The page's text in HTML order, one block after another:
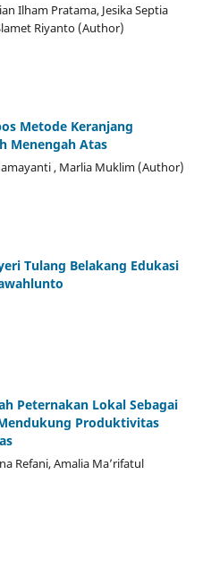
Ilham Pratama, Jesika Septia
Riyanto (Author)
Metode Keranjang
Menengah Atas
, Marlia Muklim (Author)
Tulang Belakang Edukasi
Peternakan Lokal Sebagai
Produktivitas
Refani, Amalia Ma’rifatul